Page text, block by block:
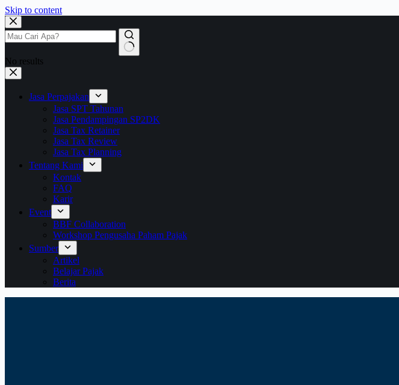
Skip to content
No results
Jasa Perpajakan
Jasa SPT Tahunan
Jasa Pendampingan SP2DK
Jasa Tax Retainer
Jasa Tax Review
Jasa Tax Planning
Tentang Kami
Kontak
FAQ
Karir
Event
BBF Collaboration
Workshop Pengusaha Paham Pajak
Sumber
Artikel
Belajar Pajak
Berita